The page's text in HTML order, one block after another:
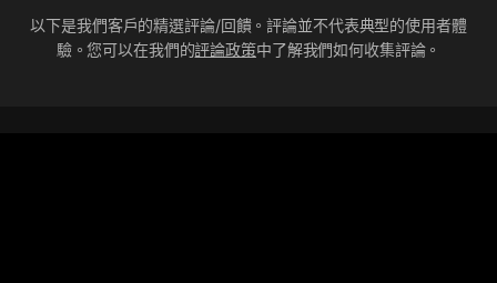
以下是我們客戶的精選評論/回饋。評論並不代表典型的使用者體
驗。您可以在我們的評論政策中了解我們如何收集評論。